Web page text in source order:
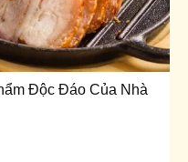
Độc Đáo Của Nhà